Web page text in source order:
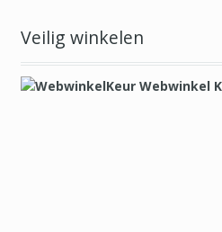
Veilig winkelen